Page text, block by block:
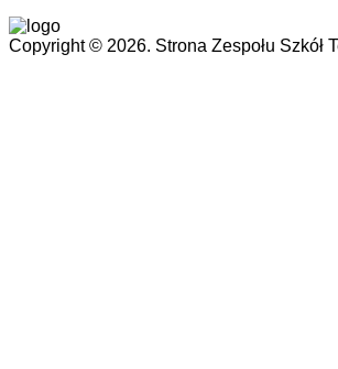
Copyright © 2026. Strona Zespołu Szkół